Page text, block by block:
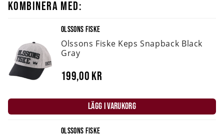
KOMBINERA MED:
OLSSONS FISKE
Olssons Fiske Keps Snapback Black
Gray
199,00 kr
LÄGG I VARUKORG
OLSSONS FISKE